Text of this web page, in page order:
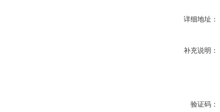
详细地址：
补充说明：
验证码：